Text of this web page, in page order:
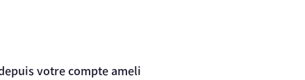
votre compte ameli